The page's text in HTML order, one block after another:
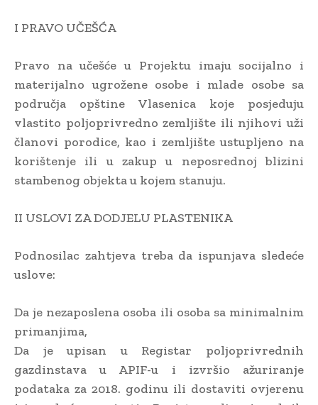
I PRAVO UČEŠĆA
Pravo na učešće u Projektu imaju socijalno i
materijalno ugrožene osobe i mlade osobe sa
područja opštine Vlasenica koje posjeduju
vlastito poljoprivredno zemljište ili njihovi uži
članovi porodice, kao i zemljište ustupljeno na
korištenje ili u zakup u neposrednoj blizini
stambenog objekta u kojem stanuju.
II USLOVI ZA DODJELU PLASTENIKA
Podnosilac zahtjeva treba da ispunjava sledeće
uslove:
Da je nezaposlena osoba ili osoba sa minimalnim
primanjima,
Da je upisan u Registar poljoprivrednih
gazdinstava u APIF-u i izvršio ažuriranje
podataka za 2018. godinu ili dostaviti ovjerenu